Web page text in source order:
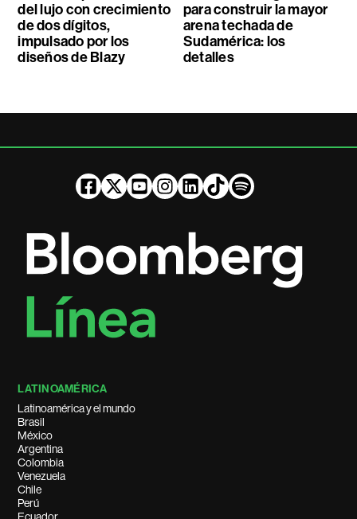
del lujo con crecimiento
de dos dígitos,
impulsado por los
diseños de Blazy
para construir la mayor
arena techada de
Sudamérica: los
detalles
LATINOAMÉRICA
Latinoamérica y el mundo
Brasil
México
Argentina
Colombia
Venezuela
Chile
Perú